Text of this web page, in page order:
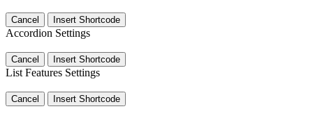
Cancel Insert Shortcode
Accordion Settings
Cancel Insert Shortcode
List Features Settings
Cancel Insert Shortcode